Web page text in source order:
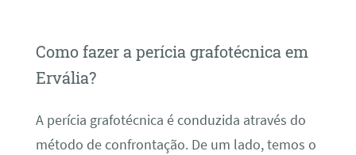
Como fazer a perícia grafotécnica em
Ervália?
A perícia grafotécnica é conduzida através do
método de confrontação. De um lado, temos o